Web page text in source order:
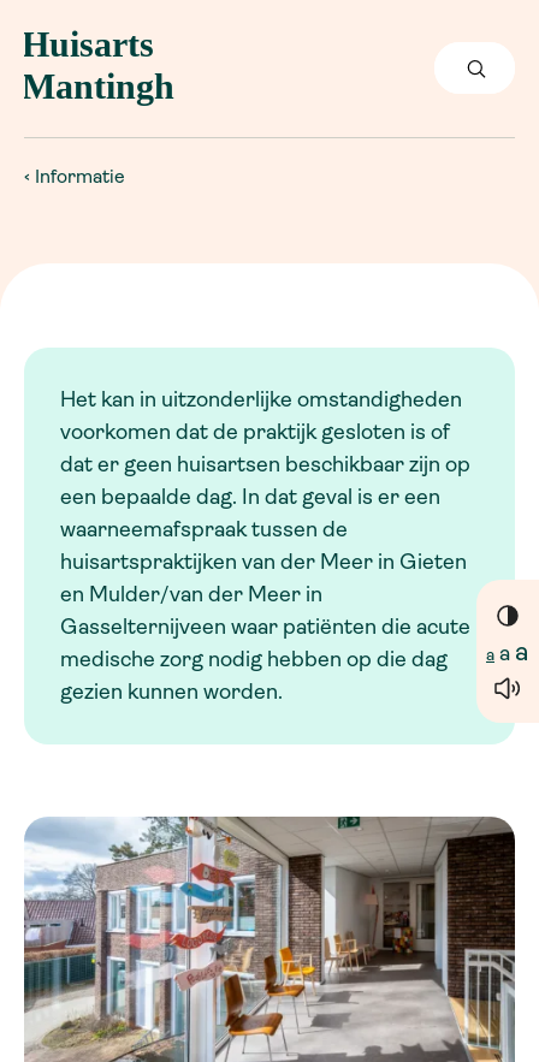
a a a
Informatie
Het kan in uitzonderlijke omstandigheden
voorkomen dat de praktijk gesloten is of
dat er geen huisartsen beschikbaar zijn op
een bepaalde dag. In dat geval is er een
waarneemafspraak tussen de
huisartspraktijken van der Meer in Gieten
en Mulder/van der Meer in
Gasselternijveen waar patiënten die acute
medische zorg nodig hebben op die dag
gezien kunnen worden.